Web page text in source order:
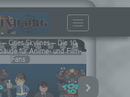
Toggle
navigation
– Cities Skylines – Die 10
für Anime- und Film-
Fans